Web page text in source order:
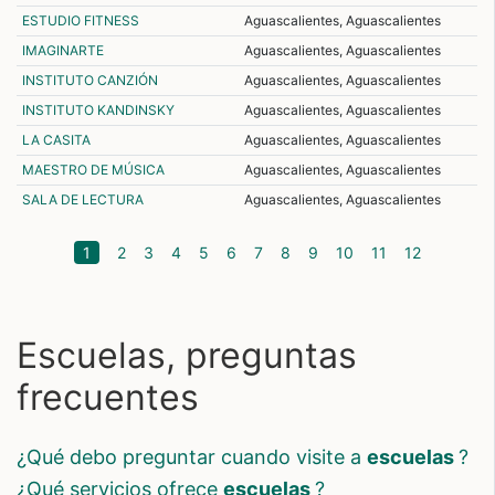
ESTUDIO FITNESS
Aguascalientes, Aguascalientes
IMAGINARTE
Aguascalientes, Aguascalientes
INSTITUTO CANZIÓN
Aguascalientes, Aguascalientes
INSTITUTO KANDINSKY
Aguascalientes, Aguascalientes
LA CASITA
Aguascalientes, Aguascalientes
MAESTRO DE MÚSICA
Aguascalientes, Aguascalientes
SALA DE LECTURA
Aguascalientes, Aguascalientes
1 (current)
2 3 4 5 6 7 8 9 10 11 12
Escuelas, preguntas
frecuentes
¿qué debo preguntar cuando visite a escuelas?
¿qué servicios ofrece escuelas?